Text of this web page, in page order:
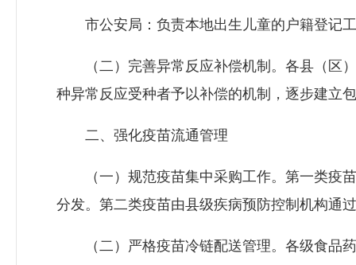
市公安局：负责本地出生儿童的户籍登记工
（二）完善异常反应补偿机制。各县（区）
种异常反应受种者予以补偿的机制，逐步建立
二、强化疫苗流通管理
（一）规范疫苗集中采购工作。第一类疫
分发。第二类疫苗由县级疾病预防控制机构通
（二）严格疫苗冷链配送管理。各级食品药